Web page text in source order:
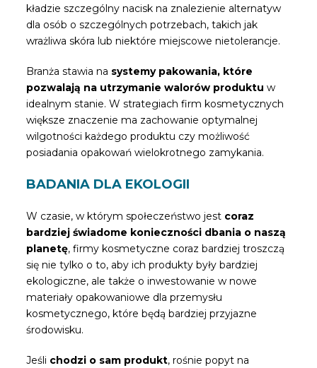
kładzie szczególny nacisk na znalezienie alternatyw
dla osób o szczególnych potrzebach, takich jak
wrażliwa skóra lub niektóre miejscowe nietolerancje.
Branża stawia na systemy pakowania, które
pozwalają na utrzymanie walorów produktu w
idealnym stanie. W strategiach firm kosmetycznych
większe znaczenie ma zachowanie optymalnej
wilgotności każdego produktu czy możliwość
posiadania opakowań wielokrotnego zamykania.
BADANIA DLA EKOLOGII
W czasie, w którym społeczeństwo jest coraz
bardziej świadome konieczności dbania o naszą
planetę, firmy kosmetyczne coraz bardziej troszczą
się nie tylko o to, aby ich produkty były bardziej
ekologiczne, ale także o inwestowanie w nowe
materiały opakowaniowe dla przemysłu
kosmetycznego, które będą bardziej przyjazne
środowisku.
Jeśli chodzi o sam produkt, rośnie popyt na